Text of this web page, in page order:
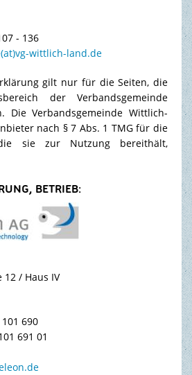
- 136
wittlich-land.de
gilt nur für die Seiten, die
der Verbandsgemeinde
Die Verbandsgemeinde Wittlich-
nach § 7 Abs. 1 TMG für die
sie zur Nutzung bereithält,
BETRIEB:
12 / Haus IV
690
691 01